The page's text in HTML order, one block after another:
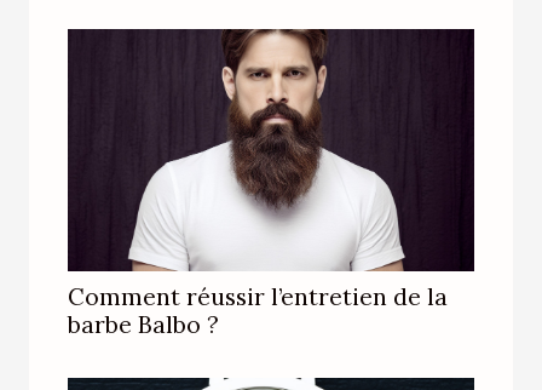
Comment réussir l’entretien de la
barbe Balbo ?